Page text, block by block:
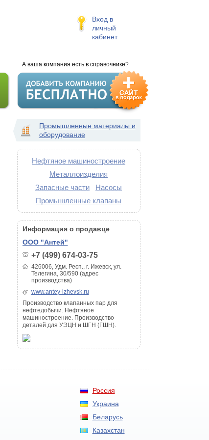
Вход в
личный
кабинет
А ваша компания есть в справочнике?
Промышленные материалы и
оборудование
Нефтяное машиностроение
Металлоизделия
Запасные части
Насосы
Промышленные клапаны
Информация о продавце
ООО "Антей"
+7 (499) 674-03-75
426006, Удм. Респ., г. Ижевск, ул.
Телегина, 30/590 (адрес
производства)
www.antey-izhevsk.ru
Производство клапанных пар для
нефтедобычи. Нефтяное
машиностроение. Производство
деталей для УЭЦН и ШГН (ГШН).
Россия
Украина
Беларусь
Казахстан